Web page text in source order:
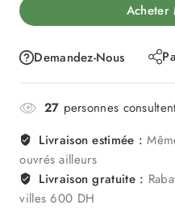
Acheter
Demandez-Nous
27 personnes
Livraison estimée :
ouvrés ailleurs
Livraison gratuite :
villes 600 DH